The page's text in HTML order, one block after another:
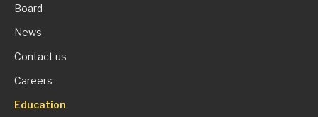
Board
News
Contact us
Careers
Education